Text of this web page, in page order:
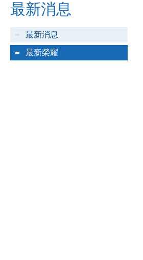
最新消息
最新消息
最新榮耀